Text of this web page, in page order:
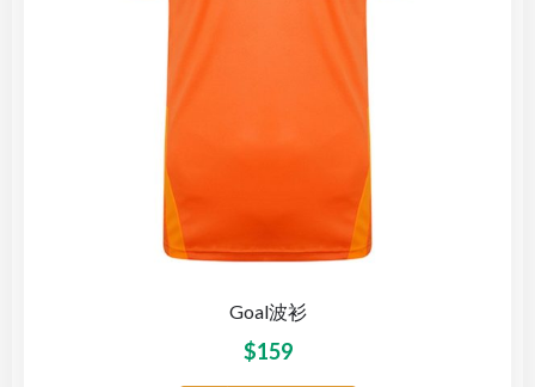
Goal波衫
$159